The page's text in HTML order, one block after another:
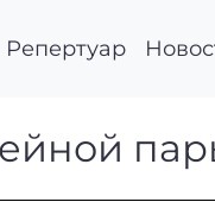
Репертуар